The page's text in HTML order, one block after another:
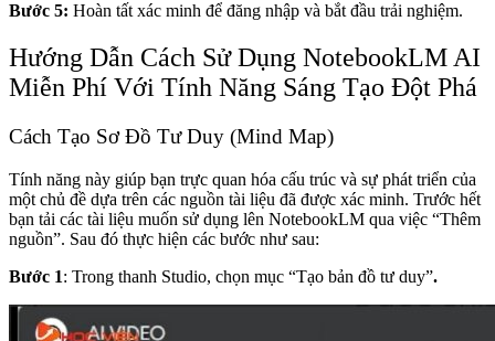
Bước 5: Hoàn tất xác minh để đăng nhập và bắt đầu trải nghiệm.
Hướng Dẫn Cách Sử Dụng NotebookLM AI
Miễn Phí Với Tính Năng Sáng Tạo Đột Phá
Cách Tạo Sơ Đồ Tư Duy (Mind Map)
Tính năng này giúp bạn trực quan hóa cấu trúc và sự phát triển của
một chủ đề dựa trên các nguồn tài liệu đã được xác minh. Trước hết
bạn tải các tài liệu muốn sử dụng lên NotebookLM qua việc “Thêm
nguồn”. Sau đó thực hiện các bước như sau:
Bước 1: Trong thanh Studio, chọn mục “Tạo bản đồ tư duy”.